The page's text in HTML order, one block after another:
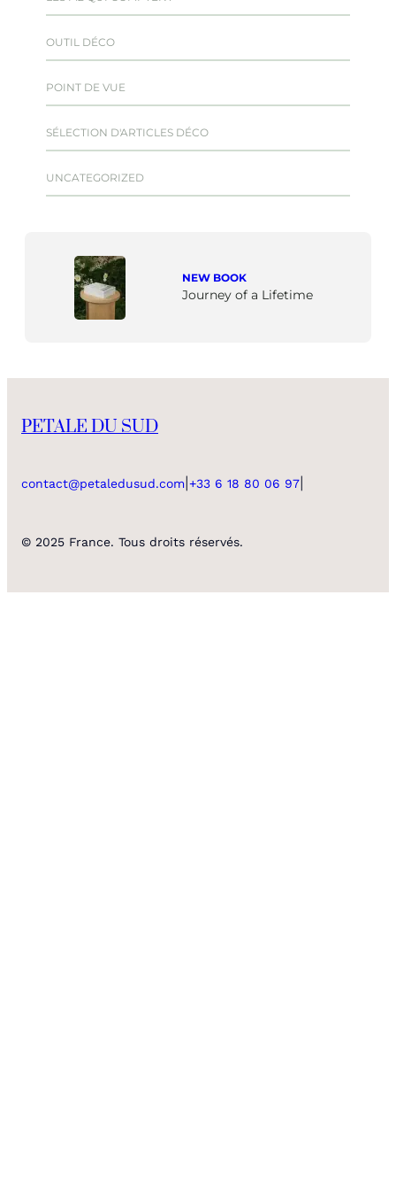
OUTIL DÉCO
POINT DE VUE
SÉLECTION D'ARTICLES DÉCO
UNCATEGORIZED
NEW BOOK
Journey of a Lifetime
PETALE DU SUD
contact@petaledusud.com +33 6 18 80 06 97
© 2025 France. Tous droits réservés.